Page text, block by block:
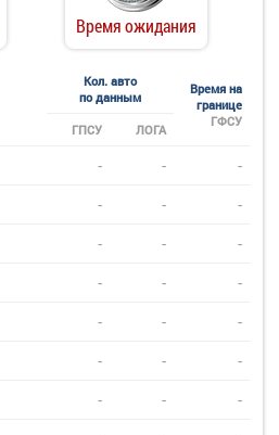
Время ожидания
Кол. авто
по данным
Время на
границе
ГФСУ
ГПСУ ЛОГА
- - -
- - -
- - -
- - -
- - -
- - -
- - -